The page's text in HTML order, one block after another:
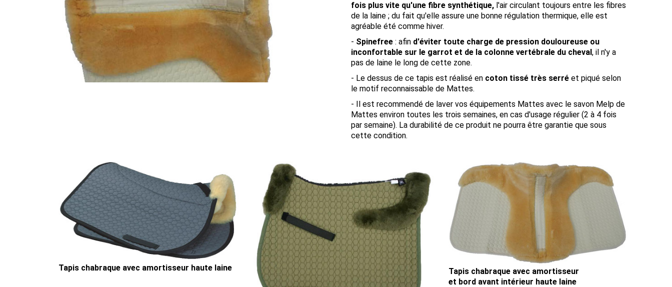
fois plus vite qu'une fibre synthétique, l'air circulant toujours entre les fibres
de la laine ; du fait qu'elle assure une bonne régulation thermique, elle est
agréable été comme hiver.
- Spinefree : afin d'éviter toute charge de pression douloureuse ou
inconfortable sur le garrot et de la colonne vertébrale du cheval, il n'y a
pas de laine le long de cette zone.
- Le dessus de ce tapis est réalisé en coton tissé très serré et piqué selon
le motif reconnaissable de Mattes.
- Il est recommendé de laver vos équipements Mattes avec le savon Melp de
Mattes environ toutes les trois semaines, en cas d'usage régulier (2 à 4 fois
par semaine). La durabilité de ce produit ne pourra être garantie que sous
cette condition.
Tapis chabraque avec amortisseur haute laine
Tapis chabraque avec amortisseur
et bord avant intérieur haute laine